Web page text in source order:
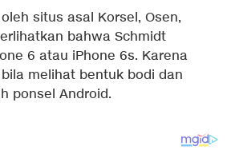
situs asal Korsel, Osen,
bahwa Schmidt
6 atau iPhone 6s. Karena
melihat bentuk bodi dan
ponsel Android.